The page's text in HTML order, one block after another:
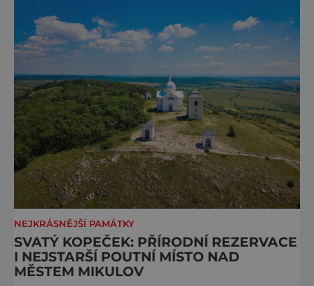
NEJKRÁSNĚJŠÍ PAMÁTKY
SVATÝ KOPEČEK: PŘÍRODNÍ REZERVACE
I NEJSTARŠÍ POUTNÍ MÍSTO NAD
MĚSTEM MIKULOV